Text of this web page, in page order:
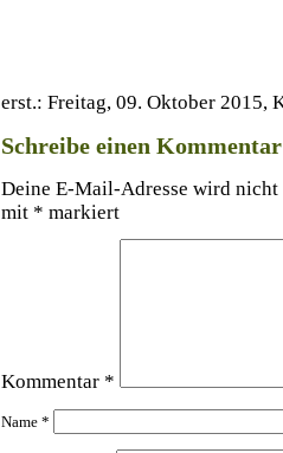
erst.: Freitag, 09. Oktober 2015,
Schreibe einen Kommentar
Deine E-Mail-Adresse wird
mit * markiert
Kommentar *
Name *